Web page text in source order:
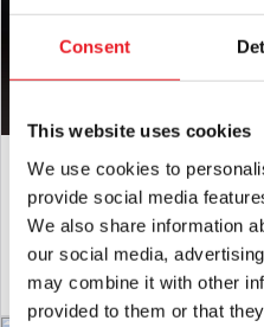
Consent
This website uses cookies
We use cookies to
provide social media
We also share information
our social media,
may combine it with other
provided to them or that
unbenutztem Zustand mit
Alle Anhänger angebracht.
PRODUKT ANSEHEN